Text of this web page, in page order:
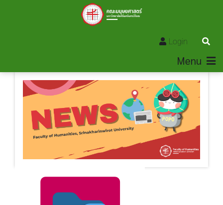
Login
Menu